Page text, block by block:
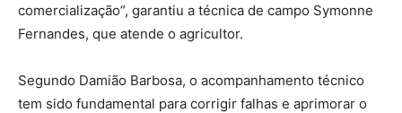
comercialização”, garantiu a técnica de campo Symonne
Fernandes, que atende o agricultor.
Segundo Damião Barbosa, o acompanhamento técnico
tem sido fundamental para corrigir falhas e aprimorar o